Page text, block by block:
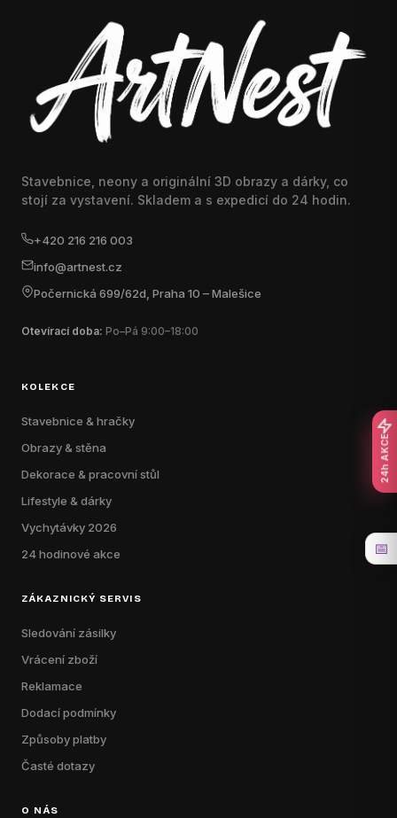
Stavebnice, neony a originální 3D obrazy a dárky, co
stojí za vystavení. Skladem a s expedicí do 24 hodin.
+420 216 216 003
info@artnest.cz
Počernická 699/62d, Praha 10 – Malešice
Otevírací doba: Po–Pá 9:00–18:00
KOLEKCE
Stavebnice & hračky
Obrazy & stěna
Dekorace & pracovní stůl
Lifestyle & dárky
Vychytávky 2026
24 hodinové akce
ZÁKAZNICKÝ SERVIS
Sledování zásilky
Vrácení zboží
Reklamace
Dodací podmínky
Způsoby platby
Časté dotazy
O NÁS
24h AKCE
📅